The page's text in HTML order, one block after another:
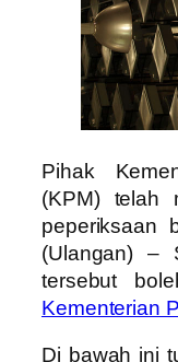
Pihak
(KPM) telah
peperiksaan
(Ulangan) –
tersebut
Kementerian
Di bawah ini